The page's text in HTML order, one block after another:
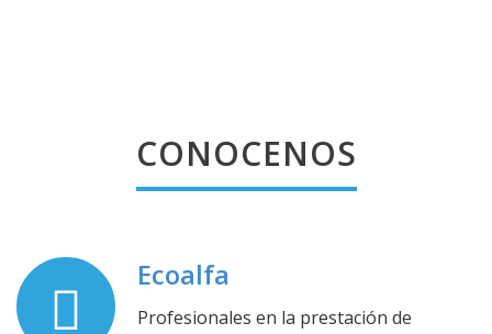
CONOCENOS
Ecoalfa
Profesionales en la prestación de